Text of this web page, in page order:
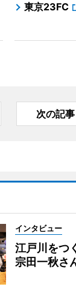
東京23FC
次の記事
インタビュー
江戸川を
宗田一秋さ